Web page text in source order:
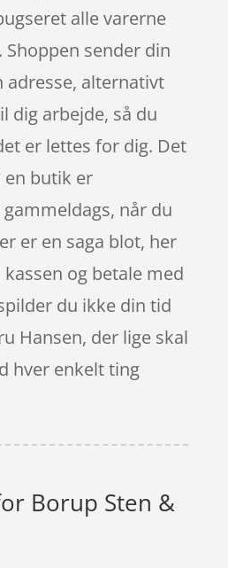
alle varerne
sender din
alternativt
dig arbejde, så du
er lettes for dig. Det
en butik er
når du
er en saga blot, her
og betale med
du ikke din tid
Hansen, der lige skal
hver enkelt ting
Borup Sten &